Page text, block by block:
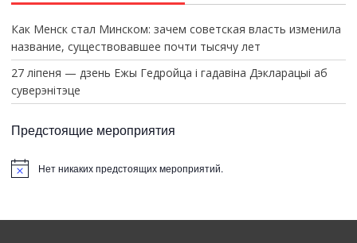
Как Менск стал Минском: зачем советская власть изменила
название, существовавшее почти тысячу лет
27 ліпеня — дзень Ежы Гедройца і гадавіна Дэкларацыі аб
суверэнітэце
Предстоящие мероприятия
т
Нет никаких предстоящих мероприятий.